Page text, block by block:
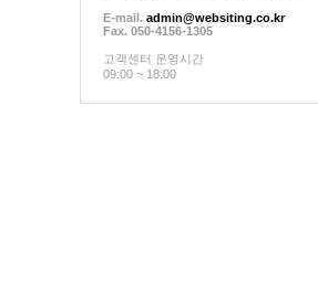
E-mail. admin@websiting.co.kr
Fax. 050-4156-1305
고객센터 운영시간
09:00 ~ 18:00